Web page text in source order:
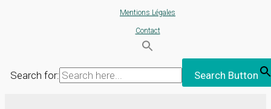
Mentions Légales
Contact
Search for: Search Button